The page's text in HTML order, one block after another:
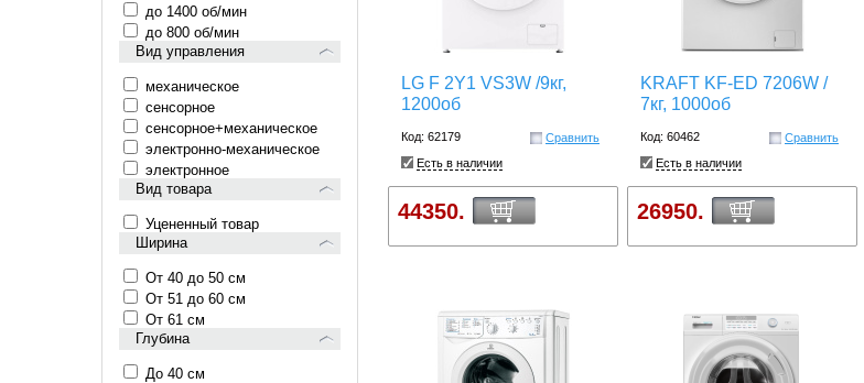
до 1400 об/мин
до 800 об/мин
Вид управления
механическое
сенсорное
сенсорное+механическое
электронно-механическое
электронное
Вид товара
Уцененный товар
Ширина
От 40 до 50 см
От 51 до 60 см
От 61 см
Глубина
До 40 см
LG F 2Y1 VS3W /9кг,
1200об
Код: 62179
Сравнить
Есть в наличии
44350.
KRAFT KF-ED 7206W /
7кг, 1000об
Код: 60462
Сравнить
Есть в наличии
26950.